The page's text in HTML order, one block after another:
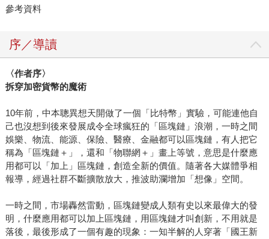
參考資料
序／導讀
〈作者序〉
拆穿加密貨幣的魔術
10年前，中本聰異想天開做了一個「比特幣」實驗，可能連他自
己也沒想到後來發展成令全球瘋狂的「區塊鏈」浪潮，一時之間
娛樂、物流、能源、保險、醫療、金融都可以區塊鏈，有人把它
稱為「區塊鏈＋」，還和「物聯網＋」畫上等號，意思是什麼應
用都可以「加上」區塊鏈，創造全新的價值。隨著各大媒體爭相
報導，經過社群不斷擴散放大，推波助瀾增加「想像」空間。
一時之間，市場轟然雷動，區塊鏈變成人類有史以來最偉大的發
明，什麼應用都可以加上區塊鏈，用區塊鏈才叫創新，不用就是
落後，最後形成了一個有趣的現象：一知半解的人穿著「國王新